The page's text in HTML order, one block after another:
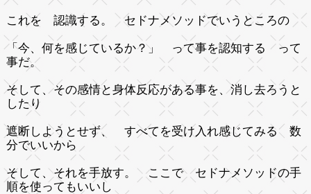
これを 認識する。 セドナメソッドでいうところの
「今、何を感じているか？」 って事を認知する って
事だ。
そして、その感情と身体反応がある事を、消し去ろうと
したり
遮断しようとせず、 すべてを受け入れ感じてみる 数
分でいいから
そして、それを手放す。 ここで セドナメソッドの手
順を使ってもいいし